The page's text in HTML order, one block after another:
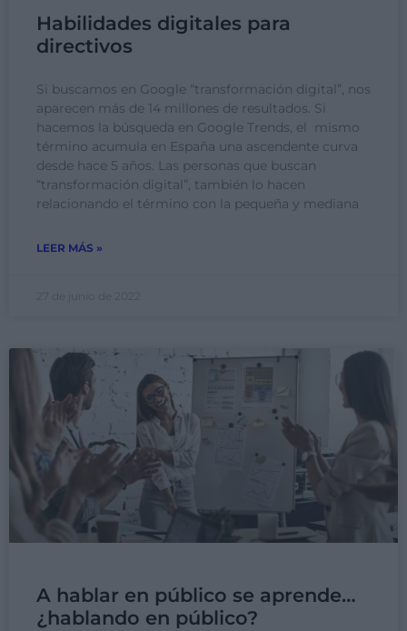
Habilidades digitales para
directivos
Si buscamos en Google “transformación digital”, nos
aparecen más de 14 millones de resultados. Si
hacemos la búsqueda en Google Trends, el mismo
término acumula en España una ascendente curva
desde hace 5 años. Las personas que buscan
“transformación digital”, también lo hacen
relacionando el término con la pequeña y mediana
LEER MÁS »
A hablar en público se aprende…
¿hablando en público?